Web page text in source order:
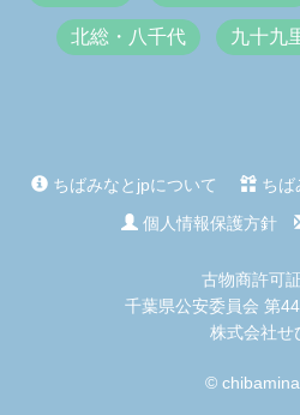
北総・八千代 九十九
ちばみなとjpについて ちば
個人情報保護方針
古物商許可
千葉県公安委員会 第
株式会社せ
©